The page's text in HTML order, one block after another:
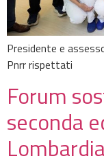
Presidente e
Pnrr rispettati
Forum
seconda
Lombardia